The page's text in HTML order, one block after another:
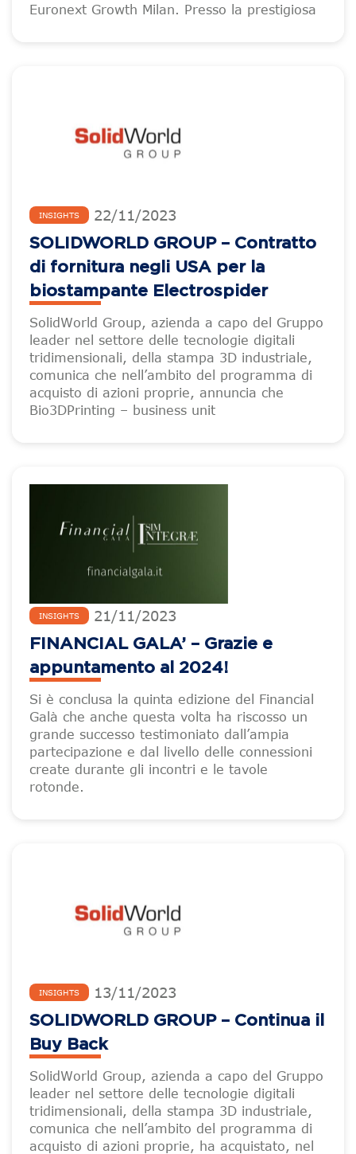
Euronext Growth Milan. Presso la prestigiosa
INSIGHTS 22/11/2023
SOLIDWORLD GROUP – Contratto
di fornitura negli USA per la
biostampante Electrospider
SolidWorld Group, azienda a capo del Gruppo
leader nel settore delle tecnologie digitali
tridimensionali, della stampa 3D industriale,
comunica che nell’ambito del programma di
acquisto di azioni proprie, annuncia che
Bio3DPrinting – business unit
INSIGHTS 21/11/2023
FINANCIAL GALA’ – Grazie e
appuntamento al 2024!
Si è conclusa la quinta edizione del Financial
Galà che anche questa volta ha riscosso un
grande successo testimoniato dall’ampia
partecipazione e dal livello delle connessioni
create durante gli incontri e le tavole
rotonde.
INSIGHTS 13/11/2023
SOLIDWORLD GROUP – Continua il
Buy Back
SolidWorld Group, azienda a capo del Gruppo
leader nel settore delle tecnologie digitali
tridimensionali, della stampa 3D industriale,
comunica che nell’ambito del programma di
acquisto di azioni proprie, ha acquistato, nel